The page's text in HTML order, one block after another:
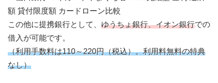
この他に提携銀行として、 ゆうちょ銀行、イオン銀行での
借入が可能です。
（利用手数料は110～220円（税込）。利用料無料の特典
なし）